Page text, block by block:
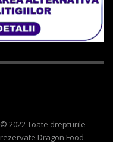
© 2022 Toate drepturile
rezervate Dragon Food -